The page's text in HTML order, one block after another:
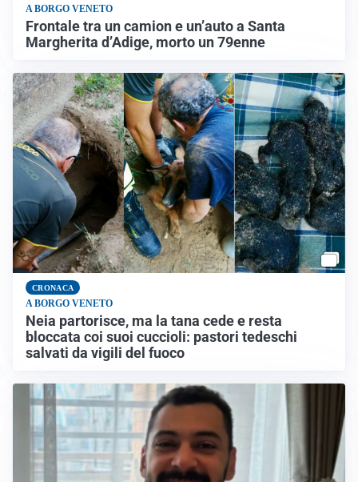
A BORGO VENETO
Frontale tra un camion e un’auto a Santa
Margherita d’Adige, morto un 79enne
CRONACA
A BORGO VENETO
Neia partorisce, ma la tana cede e resta
bloccata coi suoi cuccioli: pastori tedeschi
salvati da vigili del fuoco